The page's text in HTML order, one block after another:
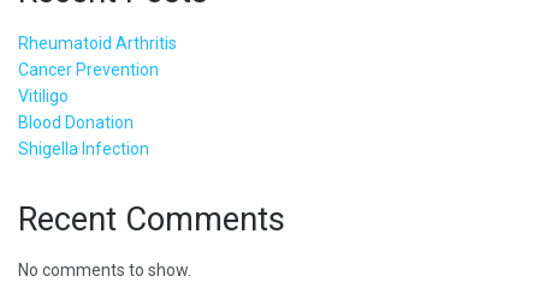
Rheumatoid Arthritis
Cancer Prevention
Vitiligo
Blood Donation
Shigella Infection
Recent Comments
No comments to show.